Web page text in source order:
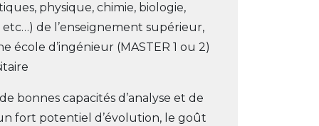
physique, chimie, biologie,
de l’enseignement supérieur,
école d’ingénieur (MASTER 1 ou 2)
bonnes capacités d’analyse et de
fort potentiel d’évolution, le goût